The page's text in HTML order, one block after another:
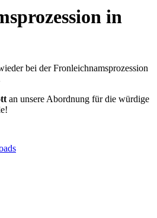
in
bei der Fronleichnamsprozession
an unsere Abordnung für die würdige